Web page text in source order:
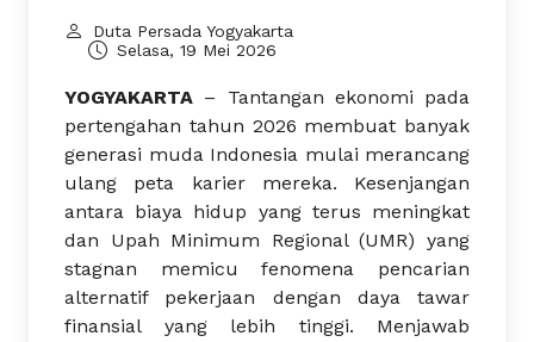
Duta Persada Yogyakarta
Selasa, 19 Mei 2026
YOGYAKARTA – Tantangan ekonomi pada
pertengahan tahun 2026 membuat banyak
generasi muda Indonesia mulai merancang
ulang peta karier mereka. Kesenjangan
antara biaya hidup yang terus meningkat
dan Upah Minimum Regional (UMR) yang
stagnan memicu fenomena pencarian
alternatif pekerjaan dengan daya tawar
finansial yang lebih tinggi. Menjawab